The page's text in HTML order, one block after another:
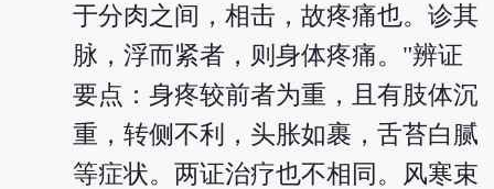
于分肉之间，相击，故疼痛也。诊其
脉，浮而紧者，则身体疼痛。"辨证
要点：身疼较前者为重，且有肢体沉
重，转侧不利，头胀如裹，舌苔白腻
等症状。两证治疗也不相同。风寒束